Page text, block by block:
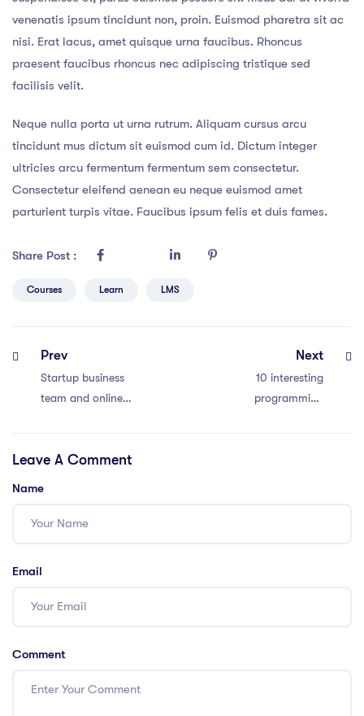
venenatis ipsum tincidunt non, proin. Euismod pharetra sit ac
nisi. Erat lacus, amet quisque urna faucibus. Rhoncus
praesent faucibus rhoncus nec adipiscing tristique sed
facilisis velit.
Neque nulla porta ut urna rutrum. Aliquam cursus arcu
tincidunt mus dictum sit euismod cum id. Dictum integer
ultricies arcu fermentum fermentum sem consectetur.
Consectetur eleifend aenean eu neque euismod amet
parturient turpis vitae. Faucibus ipsum felis et duis fames.
Share Post :
Courses Learn LMS
Prev
Startup business
team and online
Next
10 interesting
programming
Leave A Comment
Name
Email
Comment